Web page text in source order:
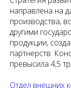
направлена на
производства,
другими
продукции,
партнерств.
превысила 4,5
Отдел внешних